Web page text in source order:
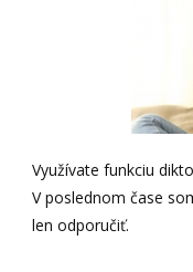
Využívate funkciu
V poslednom čase
len odporučiť.